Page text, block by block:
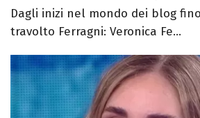
Dagli inizi nel mondo dei blog
travolto Ferragni: Veronica Fe...